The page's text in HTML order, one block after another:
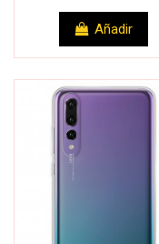
Añadir